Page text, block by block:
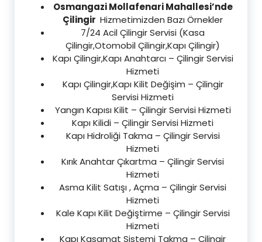
Osmangazi Mollafenari Mahallesi’nde
Çilingir Hizmetimizden Bazı Örnekler
7/24 Acil Çilingir Servisi (Kasa
Çilingir,Otomobil Çilingir,Kapı Çilingir)
Kapı Çilingir,Kapı Anahtarcı – Çilingir Servisi
Hizmeti
Kapı Çilingir,Kapı Kilit Değişim – Çilingir
Servisi Hizmeti
Yangın Kapısı Kilit – Çilingir Servisi Hizmeti
Kapı Kilidi – Çilingir Servisi Hizmeti
Kapı Hidroliği Takma – Çilingir Servisi
Hizmeti
Kırık Anahtar Çıkartma – Çilingir Servisi
Hizmeti
Asma Kilit Satışı , Açma – Çilingir Servisi
Hizmeti
Kale Kapı Kilit Değiştirme – Çilingir Servisi
Hizmeti
Kapı Kasamat Sistemi Takma – Çilingir